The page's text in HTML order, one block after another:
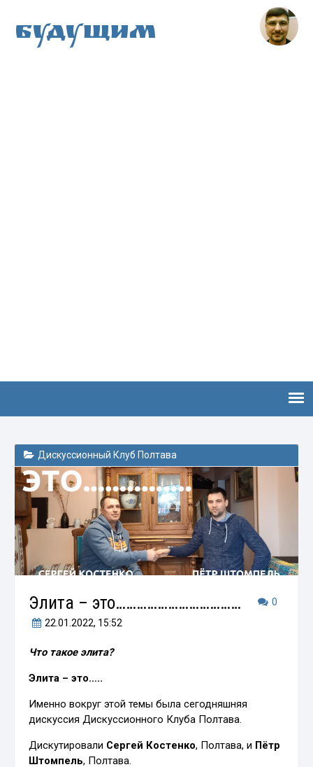
Будущим
Дискуссионный Клуб Полтава
0
Элита – это………………………………
22.01.2022, 15:52
Что такое элита?
Элита – это…..
Именно вокруг этой темы была сегодняшняя
дискуссия Дискуссионного Клуба Полтава.
Дискутировали Сергей Костенко, Полтава, и Пётр
Штомпель, Полтава.